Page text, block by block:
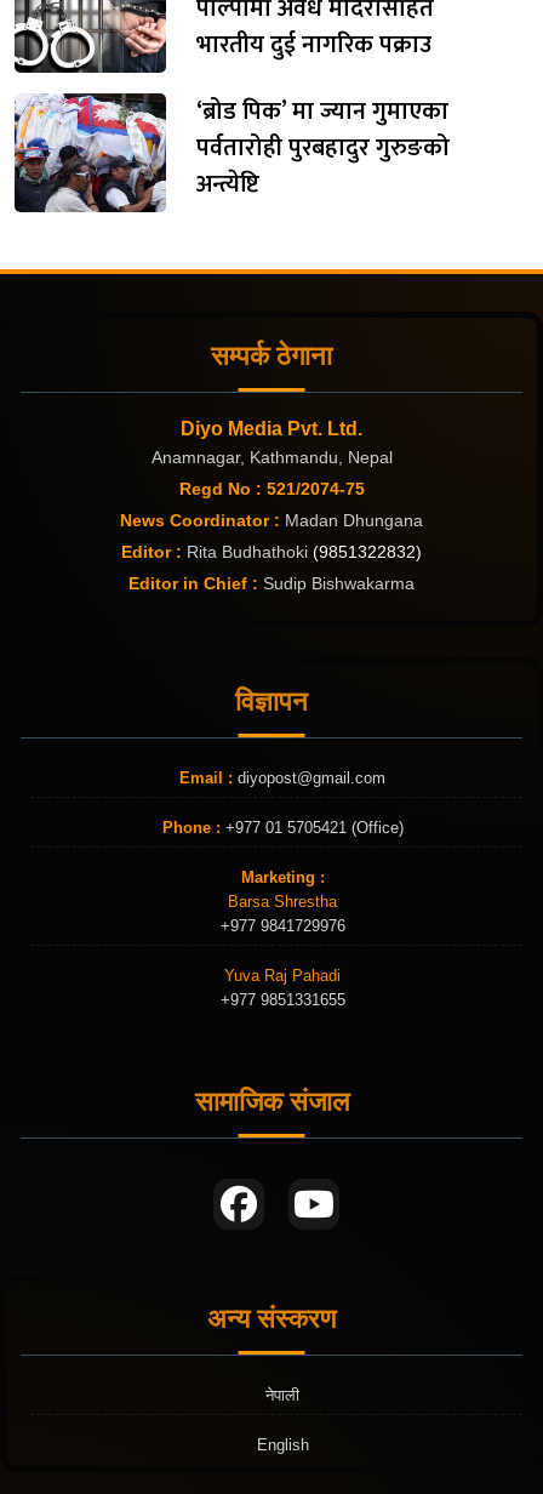
पाल्पामा अवैध मदिरासहित
भारतीय दुई नागरिक पक्राउ
‘ब्रोड पिक’ मा ज्यान गुमाएका
पर्वतारोही पुरबहादुर गुरुङको
अन्त्येष्टि
सम्पर्क ठेगाना
Diyo Media Pvt. Ltd.
Anamnagar, Kathmandu, Nepal
Regd No : 521/2074-75
News Coordinator : Madan Dhungana
Editor : Rita Budhathoki (9851322832)
Editor in Chief : Sudip Bishwakarma
विज्ञापन
Email : diyopost@gmail.com
Phone : +977 01 5705421 (Office)
Marketing :
Barsa Shrestha
+977 9841729976
Yuva Raj Pahadi
+977 9851331655
सामाजिक संजाल
अन्य संस्करण
नेपाली
English